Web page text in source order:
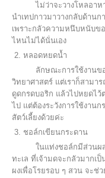
ไม่ว่าจะวางโหลอาหาร
นำเทปกาวมาวางกลับด้าน
เพราะกลัวความหนึบหนับข
ไหนไม่ได้นั่นเอง
2. หลอดหยดน้ำ
ลักษณะการใช้งานของ
วิทยาศาสตร์ แต่เราก็สามา
ดูดกรดบอริก แล้วไปหยดไ
ไป แต่ต้องระวังการใช้งาน
สัตว์เลี้ยงด้วยค่ะ
3. ชอล์กเขียนกระดาน
ในแท่งชอล์กมีส่วนผสม
ทะเล ที่เจ้ามดจะกลัวมากเ
ผงเพื่อโรยรอบ ๆ สวน จะช่